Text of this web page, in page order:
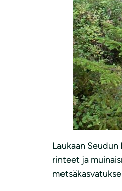
Laukaan
rinteet ja